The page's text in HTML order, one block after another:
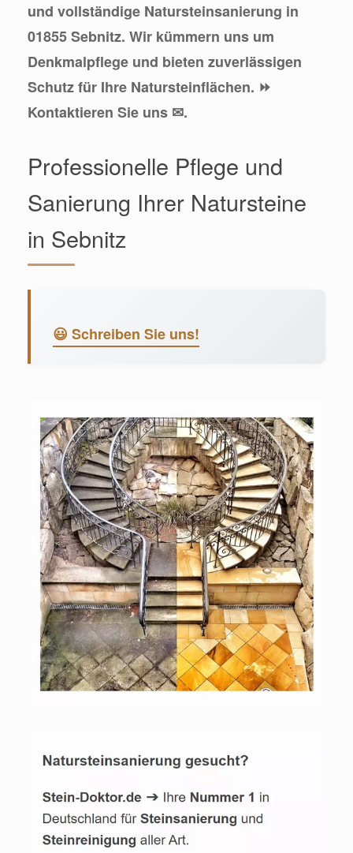
und vollständige Natursteinsanierung in
01855 Sebnitz. Wir kümmern uns um
Denkmalpflege und bieten zuverlässigen
Schutz für Ihre Natursteinflächen. ⏩
Kontaktieren Sie uns ✉.
Professionelle Pflege und
Sanierung Ihrer Natursteine
in Sebnitz
😃 Schreiben Sie uns!